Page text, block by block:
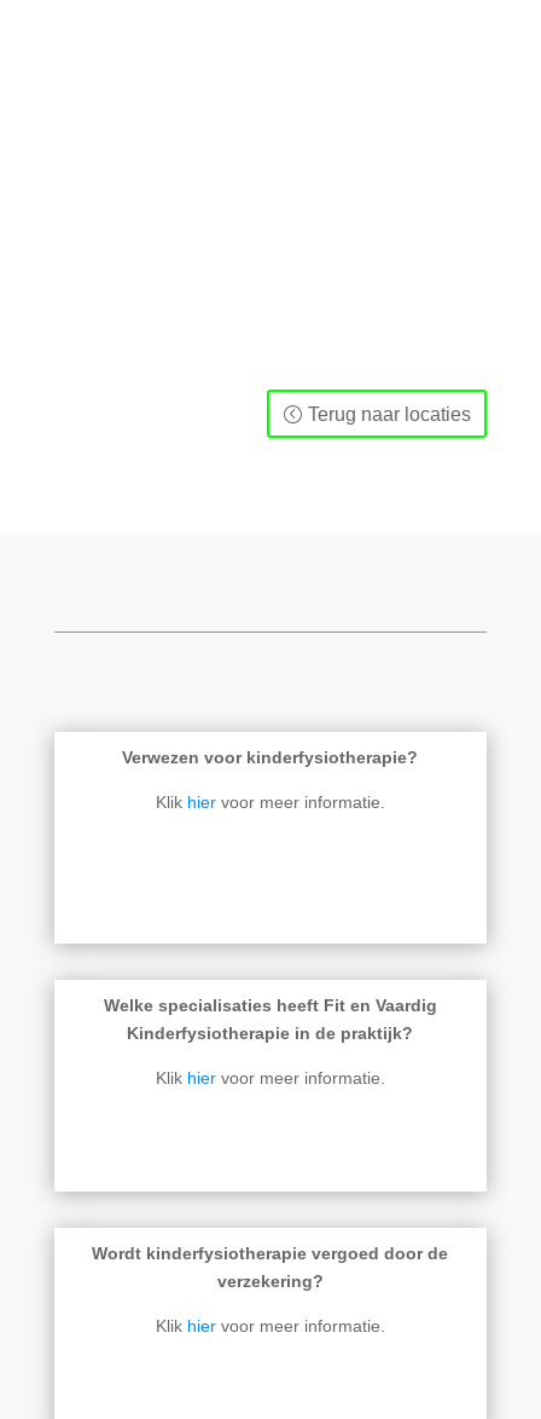
Terug naar locaties
Verwezen voor kinderfysiotherapie?
Klik hiervoor meer informatie.
Welke specialisaties heeft Fit en Vaardig
Kinderfysiotherapie in de praktijk?
Klik hiervoor meer informatie.
Wordt kinderfysiotherapie vergoed door de
verzekering?
Klik hiervoor meer informatie.